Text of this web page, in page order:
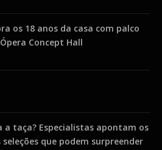
os 18 anos da casa com palco
Concept Hall
a taça? Especialistas apontam os
que podem surpreender